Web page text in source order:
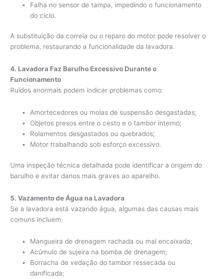
Falha no sensor de tampa, impedindo o funcionamento
do ciclo.
A substituição da correia ou o reparo do motor pode resolver o
problema, restaurando a funcionalidade da lavadora.
4. Lavadora Faz Barulho Excessivo Durante o
Funcionamento
Ruídos anormais podem indicar problemas como:
Amortecedores ou molas de suspensão desgastadas;
Objetos presos entre o cesto e o tambor interno;
Rolamentos desgastados ou quebrados;
Motor trabalhando sob esforço excessivo.
Uma inspeção técnica detalhada pode identificar a origem do
barulho e evitar danos mais graves ao aparelho.
5. Vazamento de Água na Lavadora
Se a lavadora está vazando água, algumas das causas mais
comuns incluem:
Mangueira de drenagem rachada ou mal encaixada;
Acúmulo de sujeira na bomba de drenagem;
Borracha de vedação do tambor ressecada ou
danificada;